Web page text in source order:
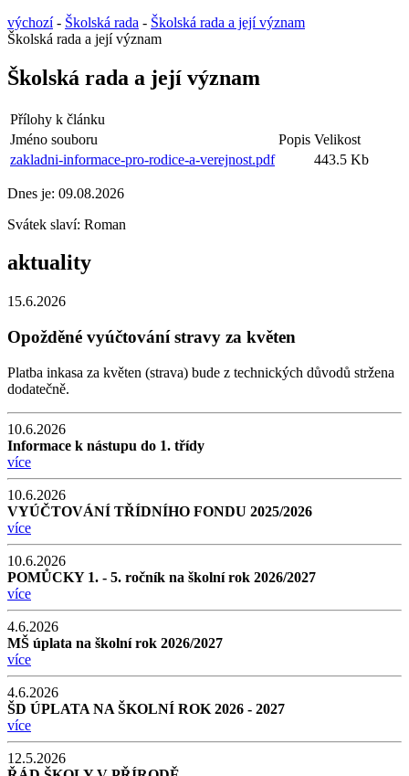
výchozí- Školská rada - Školská rada a její význam
Školská rada a její význam
Školská rada a její význam
Přílohy k článku
Jméno souboru
Popis Velikost
zakladni-informace-pro-rodice-a-verejnost.pdf
443.5 Kb
Dnes je: 09.08.2026
Svátek slaví: Roman
aktuality
15.6.2026
Opožděné vyúčtování stravy za květen
Platba inkasa za květen (strava) bude z technických důvodů stržena
dodatečně.
10.6.2026
Informace k nástupu do 1. třídy
více
10.6.2026
VYÚČTOVÁNÍ TŘÍDNÍHO FONDU 2025/2026
více
10.6.2026
POMŮCKY 1. - 5. ročník na školní rok 2026/2027
více
4.6.2026
MŠ úplata na školní rok 2026/2027
více
4.6.2026
ŠD ÚPLATA NA ŠKOLNÍ ROK 2026 - 2027
více
12.5.2026